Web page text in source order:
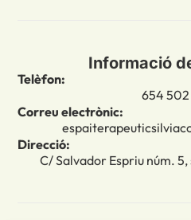
Informació
Telèfon:
654
Correu electrònic:
Direcció:
C/ Salvador Espriu núm.